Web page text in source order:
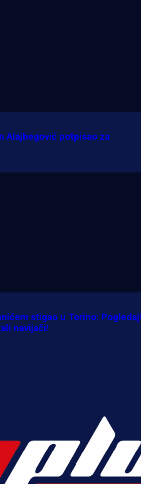
Alajbegović potpisao za
stigao u Torino:
navijači!